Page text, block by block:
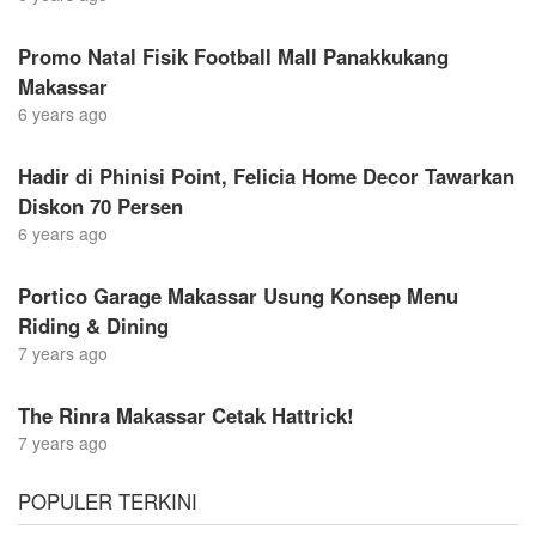
Promo Natal Fisik Football Mall Panakkukang
Makassar
6 years ago
Hadir di Phinisi Point, Felicia Home Decor Tawarkan
Diskon 70 Persen
6 years ago
Portico Garage Makassar Usung Konsep Menu
Riding & Dining
7 years ago
The Rinra Makassar Cetak Hattrick!
7 years ago
POPULER TERKINI